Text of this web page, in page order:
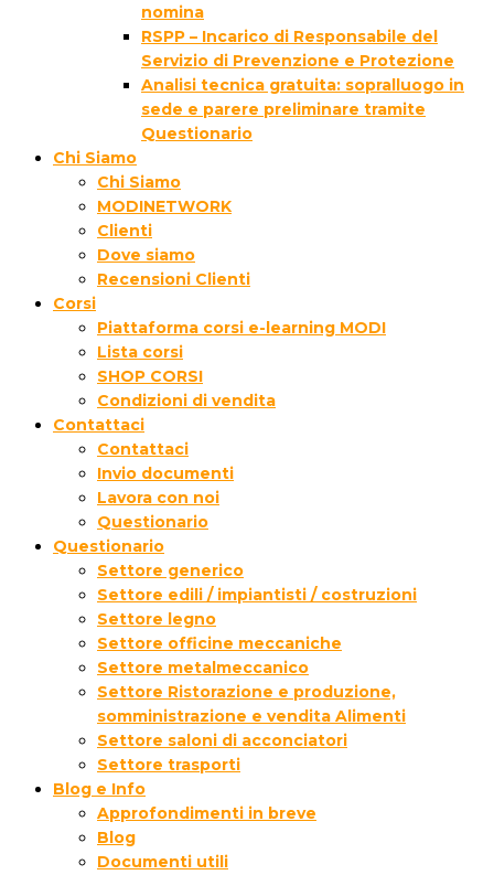
nomina
RSPP – Incarico di Responsabile del
Servizio di Prevenzione e Protezione
Analisi tecnica gratuita: sopralluogo in
sede e parere preliminare tramite
Questionario
Chi Siamo
Chi Siamo
MODINETWORK
Clienti
Dove siamo
Recensioni Clienti
Corsi
Piattaforma corsi e-learning MODI
Lista corsi
SHOP CORSI
Condizioni di vendita
Contattaci
Contattaci
Invio documenti
Lavora con noi
Questionario
Questionario
Settore generico
Settore edili / impiantisti / costruzioni
Settore legno
Settore officine meccaniche
Settore metalmeccanico
Settore Ristorazione e produzione,
somministrazione e vendita Alimenti
Settore saloni di acconciatori
Settore trasporti
Blog e Info
Approfondimenti in breve
Blog
Documenti utili